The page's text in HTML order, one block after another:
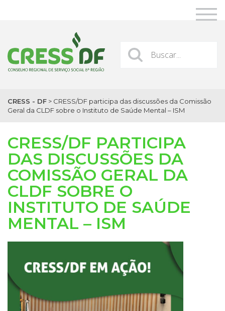
CRESS - DF > CRESS/DF participa das discussões da Comissão
Geral da CLDF sobre o Instituto de Saúde Mental – ISM
CRESS/DF PARTICIPA
DAS DISCUSSÕES DA
COMISSÃO GERAL DA
CLDF SOBRE O
INSTITUTO DE SAÚDE
MENTAL – ISM